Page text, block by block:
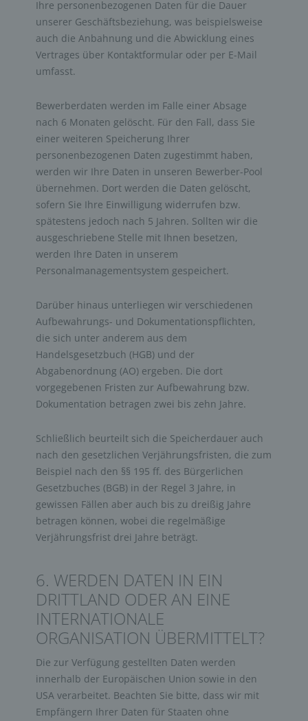
Ihre personenbezogenen Daten für die Dauer
unserer Geschäftsbeziehung, was beispielsweise
auch die Anbahnung und die Abwicklung eines
Vertrages über Kontaktformular oder per E-Mail
umfasst.
Bewerberdaten werden im Falle einer Absage
nach 6 Monaten gelöscht. Für den Fall, dass Sie
einer weiteren Speicherung Ihrer
personenbezogenen Daten zugestimmt haben,
werden wir Ihre Daten in unseren Bewerber-Pool
übernehmen. Dort werden die Daten gelöscht,
sofern Sie Ihre Einwilligung widerrufen bzw.
spätestens jedoch nach 5 Jahren. Sollten wir die
ausgeschriebene Stelle mit Ihnen besetzen,
werden Ihre Daten in unserem
Personalmanagementsystem gespeichert.
Darüber hinaus unterliegen wir verschiedenen
Aufbewahrungs- und Dokumentationspflichten,
die sich unter anderem aus dem
Handelsgesetzbuch (HGB) und der
Abgabenordnung (AO) ergeben. Die dort
vorgegebenen Fristen zur Aufbewahrung bzw.
Dokumentation betragen zwei bis zehn Jahre.
Schließlich beurteilt sich die Speicherdauer auch
nach den gesetzlichen Verjährungsfristen, die zum
Beispiel nach den §§ 195 ff. des Bürgerlichen
Gesetzbuches (BGB) in der Regel 3 Jahre, in
gewissen Fällen aber auch bis zu dreißig Jahre
betragen können, wobei die regelmäßige
Verjährungsfrist drei Jahre beträgt.
6. WERDEN DATEN IN EIN
DRITTLAND ODER AN EINE
INTERNATIONALE
ORGANISATION ÜBERMITTELT?
Die zur Verfügung gestellten Daten werden
innerhalb der Europäischen Union sowie in den
USA verarbeitet. Beachten Sie bitte, dass wir mit
Empfängern Ihrer Daten für Staaten ohne